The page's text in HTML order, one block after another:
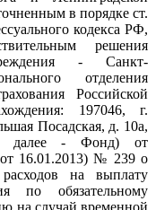
в порядке ст.
кодекса РФ,
решения
- Санкт-
отделения
Российской
197046, г.
Посадская, д. 10а,
далее - Фонд) от
от 16.01.2013) № 239 о
на выплату
по обязательному
на случай временной